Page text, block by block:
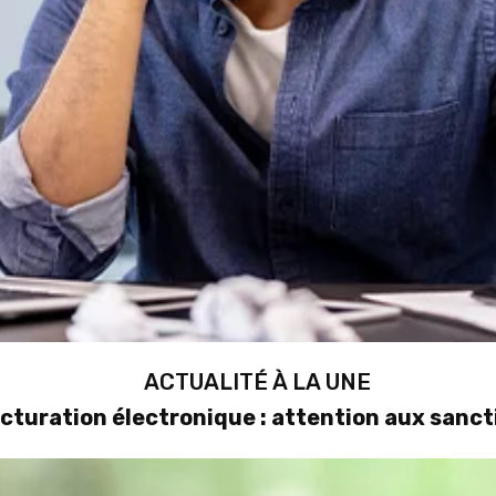
ACTUALITÉ À LA UNE
électronique : attention aux